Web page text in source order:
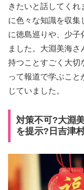
きたいと話してく
に色々な知識を収集
に徳島巡りや、少子
ました。大淵美海
持つことすごく大切
って報道で学ぶこ
じていました。
対策不可?大淵
を提示?日吉津